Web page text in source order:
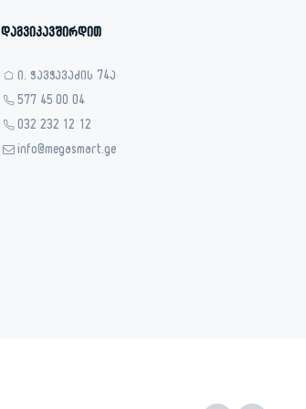
დაგვიკავშირდით
ი. ჭავჭავაძის 74ა
577 45 00 04
032 232 12 12
info@megasmart.ge